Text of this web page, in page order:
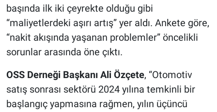
başında ilk iki çeyrekte olduğu gibi
“maliyetlerdeki aşırı artış” yer aldı. Ankete göre,
“nakit akışında yaşanan problemler” öncelikli
sorunlar arasında öne çıktı.
OSS Derneği Başkanı Ali Özçete, “Otomotiv
satış sonrası sektörü 2024 yılına temkinli bir
başlangıç yapmasına rağmen, yılın üçüncü